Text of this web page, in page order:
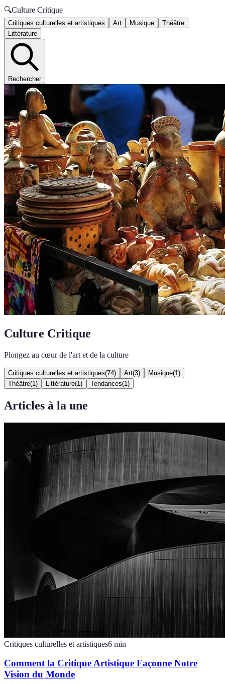
🔍Culture Critique
Critiques culturelles et artistiques Art Musique
Théâtre
Littérature
Rechercher
Culture Critique
Plongez au cœur de l'art et de la culture
Critiques culturelles et artistiques(74) Art(3) Musique(1 )
Théâtre(1 ) Littérature(1 ) Tendances(1 )
Articles à la une
Critiques culturelles et artistiques6 min
Comment la Critique Artistique Façonne Notre
Vision du Monde